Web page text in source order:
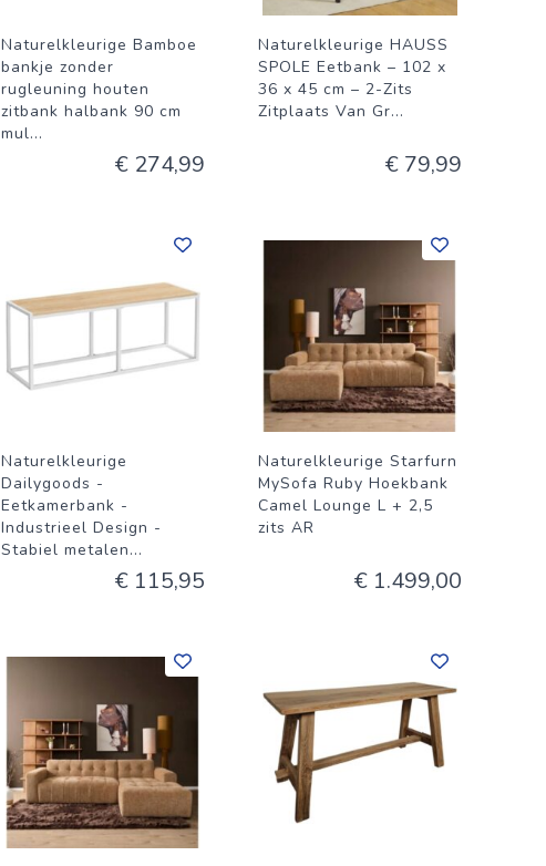
Naturelkleurige Bamboe
bankje zonder
rugleuning houten
zitbank halbank 90 cm
mul...
€ 274,99
Naturelkleurige HAUSS
SPOLE Eetbank – 102 x
36 x 45 cm – 2-Zits
Zitplaats Van Gr...
€ 79,99
Naturelkleurige
Dailygoods -
Eetkamerbank -
Industrieel Design -
Stabiel metalen...
€ 115,95
Naturelkleurige Starfurn
MySofa Ruby Hoekbank
Camel Lounge L + 2,5
zits AR
€ 1.499,00